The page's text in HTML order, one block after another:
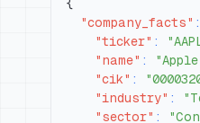
{
"company_facts" :
"ticker" :
"name" :
"cik" :
"industry" :
"sector" :